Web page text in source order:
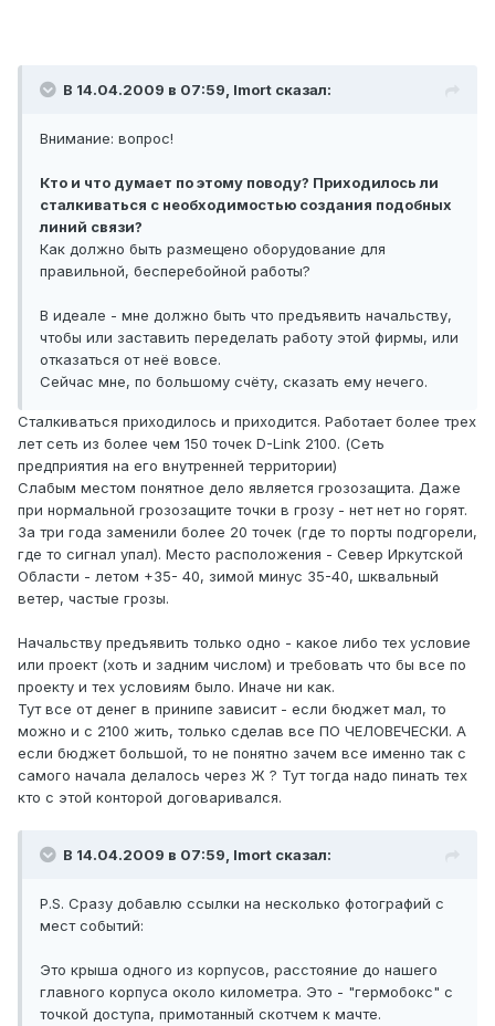
В 14.04.2009 в 07:59, Imort сказал:
Внимание: вопрос!
Кто и что думает по этому поводу? Приходилось ли
сталкиваться с необходимостью создания подобных
линий связи?
Как должно быть размещено оборудование для
правильной, бесперебойной работы?
В идеале - мне должно быть что предъявить начальству,
чтобы или заставить переделать работу этой фирмы, или
отказаться от неё вовсе.
Сейчас мне, по большому счёту, сказать ему нечего.
Сталкиваться приходилось и приходится. Работает более трех
лет сеть из более чем 150 точек D-Link 2100. (Сеть
предприятия на его внутренней территории)
Слабым местом понятное дело является грозозащита. Даже
при нормальной грозозащите точки в грозу - нет нет но горят.
За три года заменили более 20 точек (где то порты подгорели,
где то сигнал упал). Место расположения - Север Иркутской
Области - летом +35- 40, зимой минус 35-40, шквальный
ветер, частые грозы.
Начальству предъявить только одно - какое либо тех условие
или проект (хоть и задним числом) и требовать что бы все по
проекту и тех условиям было. Иначе ни как.
Тут все от денег в принипе зависит - если бюджет мал, то
можно и с 2100 жить, только сделав все ПО ЧЕЛОВЕЧЕСКИ. А
если бюджет большой, то не понятно зачем все именно так с
самого начала делалось через Ж ? Тут тогда надо пинать тех
кто с этой конторой договаривался.
В 14.04.2009 в 07:59, Imort сказал:
P.S. Сразу добавлю ссылки на несколько фотографий с
мест событий:
Это крыша одного из корпусов, расстояние до нашего
главного корпуса около километра. Это - "гермобокс" с
точкой доступа, примотанный скотчем к мачте.